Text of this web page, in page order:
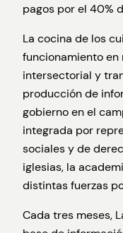
pagos por el 40%
La cocina de los
funcionamiento en
intersectorial y
producción de
gobierno en el
integrada por
sociales y de
iglesias, la
distintas fuerzas
Cada tres meses,